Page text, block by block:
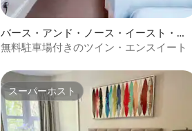
バース・アンド・ノース・イースト・サ
マセットのホテル客室
無料駐車場付きのツイン・エンスイート
スーパーホスト
スーパーホスト